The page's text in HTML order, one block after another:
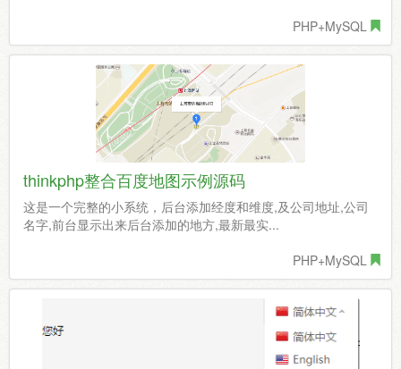
PHP+MySQL
thinkphp整合百度地图示例源码
这是一个完整的小系统，后台添加经度和维度,及公司地址,公司
名字,前台显示出来后台添加的地方,最新最实...
PHP+MySQL